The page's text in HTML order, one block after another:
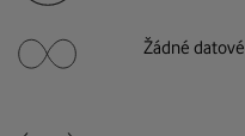
Žádné